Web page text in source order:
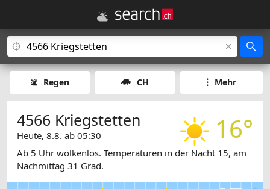
Regen CH Mehr
16°
4566 Kriegstetten
Heute, 8.8. ab 05:30
Ab 5 Uhr wolkenlos. Temperaturen in der Nacht 15, am
Nachmittag 31 Grad.